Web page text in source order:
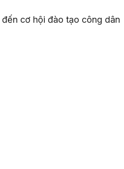
đến cơ hội đào tạo công dân